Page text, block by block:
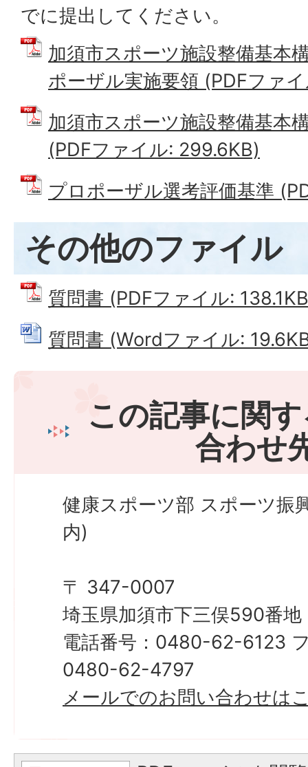
でに提出してください。
加須市スポーツ施設整備基本
ポーザル実施要領 (PDFファ
加須市スポーツ施設整備基本
(PDFファイル: 299.6KB)
プロポーザル選考評価基準
その他のファイル
質問書 (PDFファイル:
質問書 (Wordファイル:
この記事に関
合わせ
健康スポーツ部 スポーツ振
内)
〒 347-0007
埼玉県加須市下三俣590番地
電話番号：0480-62-6123
0480-62-4797
メールでのお問い合わせは